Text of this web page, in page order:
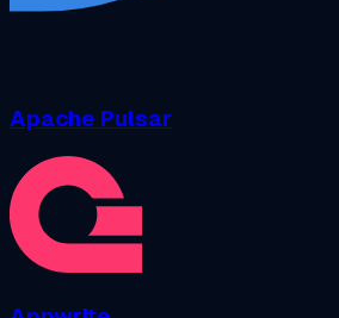
Apache Pulsar